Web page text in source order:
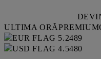
ULTIMA ORĂPREMIUM
5.2489
4.5480